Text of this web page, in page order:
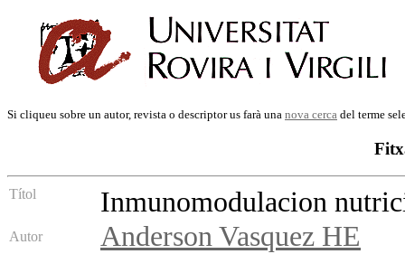
Si cliqueu sobre un autor, revista o descriptor us farà una nova cerca del terme
Títol Inmunomodulacion
Autor Anderson Vasquez HE